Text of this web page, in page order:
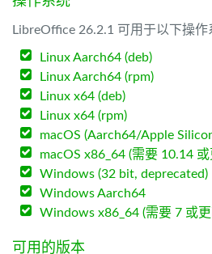
LibreOffice 26.2.1 可用于以下操作
Linux Aarch64 (deb)
Linux Aarch64 (rpm)
Linux x64 (deb)
Linux x64 (rpm)
macOS (Aarch64/Apple
macOS x86_64 (需要 10.14
Windows (32 bit, deprecated)
Windows Aarch64
Windows x86_64 (需要 7 或
可用的版本